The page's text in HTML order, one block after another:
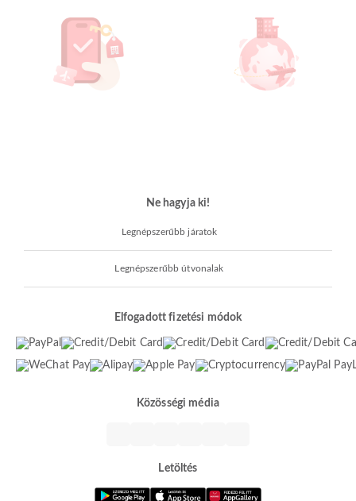
Ne hagyja ki!
Legnépszerűbb járatok
Legnépszerűbb útvonalak
Elfogadott fizetési módok
Közösségi média
Letöltés